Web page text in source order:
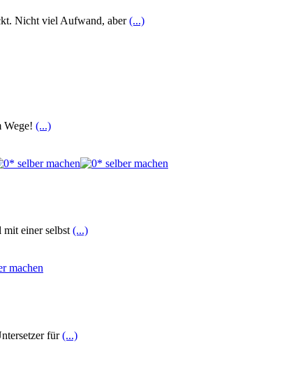
Nicht viel Aufwand, aber(...)
Wege! (...)
einer selbst (...)
für(...)